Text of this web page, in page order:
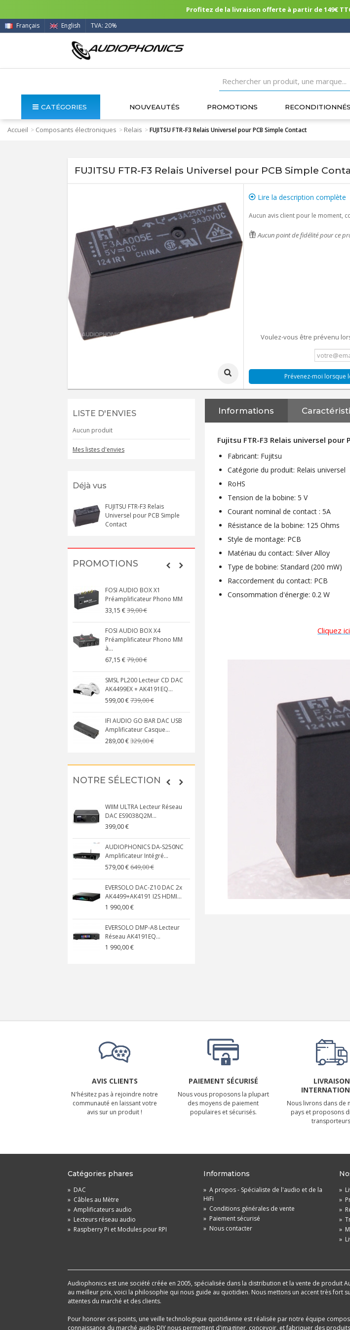
Profitez de la livraison offerte à partir de 149€
Français English TVA: 20%
CATÉGORIES NOUVEAUTÉS PROMOTIONS RECONDITIONNÉS
Accueil > Composants électroniques > Relais >FUJITSU FTR-F3 Relais Universel pour PCB Simple Contact
FUJITSU FTR-F3 Relais Universel pour PCB Simple
Lire la description complète
Aucun avis client pour le moment,
Aucun point de fidélité pour ce
Voulez-vous être prévenu
Prévenez-moi lorsque
LISTE D'ENVIES
Aucun produit
Mes listes d'envies
Déjà vus
FUJITSU FTR-F3 Relais
Universel pour PCB Simple
Contact
PROMOTIONS
FOSI AUDIO BOX X1
Préamplificateur Phono MM
33,15 €39,00 €
FOSI AUDIO BOX X4
Préamplificateur Phono MM
à...
67,15 €79,00 €
SMSL PL200 Lecteur CD DAC
AK4499EX + AK4191EQ...
599,00 €739,00 €
IFI AUDIO GO BAR DAC USB
Amplificateur Casque...
289,00 €329,00 €
NEUTRIK NC3FXX Connecteur
XLR Femelle 3 Pôles...
Amplificateur 4 Voies pour...
NOTRE SÉLECTION
WIIM ULTRA Lecteur Réseau
DAC ES9038Q2M...
399,00 €
AUDIOPHONICS DA-S250NC
Amplificateur Intégré...
579,00 €649,00 €
EVERSOLO DAC-Z10 DAC 2x
AK4499+AK4191 I2S HDMI...
1 990,00 €
EVERSOLO DMP-A8 Lecteur
Réseau AK4191EQ...
1 990,00 €
DAN CLARK AUDIO AEON 2
CLOSED NOIRE Casque...
Informations
Fujitsu FTR-F3 Relais universel pour
Fabricant: Fujitsu
Catégorie du produit: Relais universel
RoHS
Tension de la bobine: 5 V
Courant nominal de contact : 5A
Résistance de la bobine: 125 Ohms
Style de montage: PCB
Matériau du contact: Silver Alloy
Type de bobine: Standard (200 mW)
Raccordement du contact: PCB
Consommation d'énergie: 0.2 W
Cliquez
AVIS CLIENTS
N'hésitez pas à rejoindre notre
communauté en laissant votre
avis sur un produit !
PAIEMENT SÉCURISÉ
Nous vous proposons la plupart
des moyens de paiement
populaires et sécurisés.
LIVRAISON
Nous livrons dans de
pays et proposons
Catégories phares
» DAC
» Câbles au Mètre
» Amplificateurs audio
» Lecteurs réseau audio
» Raspberry Pi et Modules pour RPI
Informations
» A propos - Spécialiste de l'audio et de la
HiFi
» Conditions générales de vente
» Paiement sécurisé
» Nous contacter
»
»
»
»
»
»
Audiophonics est une société créée en 2005, spécialisée dans la distribution et la vente de
au meilleur prix, voici la philosophie qui nous guide au quotidien. Nous mettons un accent très
attentes du marché et des clients.
Pour honorer ces points, une veille technologique quotidienne est réalisée par notre équipe
connaissance du marché audio DIY nous permettent d'imaginer, concevoir, et fabriquer des